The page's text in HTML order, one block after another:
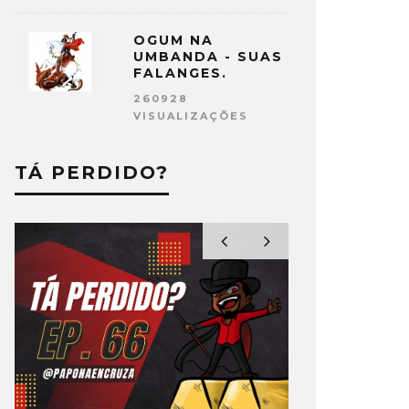
OGUM NA
UMBANDA - SUAS
FALANGES.
260928
VISUALIZAÇÕES
TÁ PERDIDO?